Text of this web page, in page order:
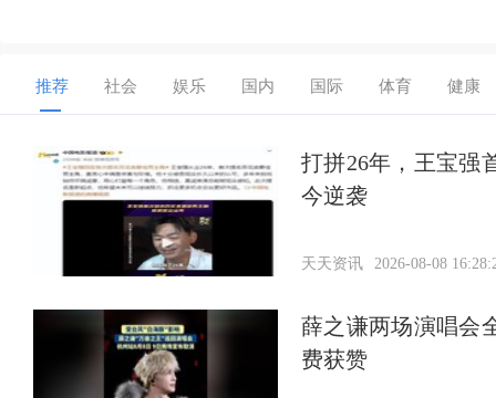
推荐 社会 娱乐 国内 国际 体育 健康
打拼26年，王宝强
今逆袭
天天资讯 2026-08-08
薛之谦两场演唱会
费获赞